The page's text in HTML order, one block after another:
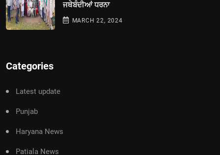
ਜਥੇਬੰਦੀਆਂ ਧਰਨਾ
MARCH 22, 2024
Categories
Latest update
Punjab
Haryana News
Patiala News